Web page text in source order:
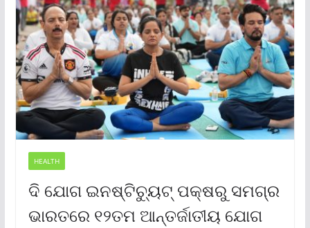
HEALTH
ଦି ଯୋଗ ଇନଷ୍ଟିଚ୍ୟୁଟ୍ ପକ୍ଷରୁ ସମଗ୍ର
ଭାରତରେ ୧୨ତମ ଆନ୍ତର୍ଜାତୀୟ ଯୋଗ